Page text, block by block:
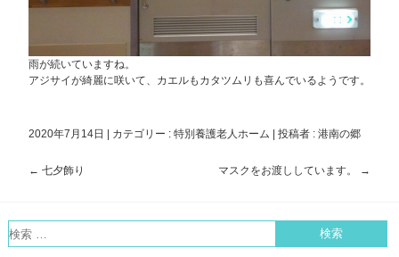
雨が続いていますね。
アジサイが綺麗に咲いて、カエルもカタツムリも喜んでいるようです。
2020年7月14日 カテゴリー : 特別養護老人ホーム 投稿者 : 港南の郷
投
ナ
ビ
← 七夕飾り マスクをお渡ししています。 →